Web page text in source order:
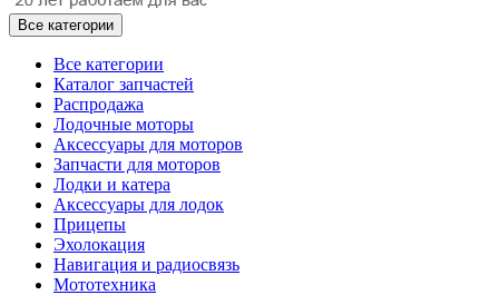
Все категории
Все категории
Каталог запчастей
Распродажа
Лодочные моторы
Аксессуары для моторов
Запчасти для моторов
Лодки и катера
Аксессуары для лодок
Прицепы
Эхолокация
Навигация и радиосвязь
Мототехника